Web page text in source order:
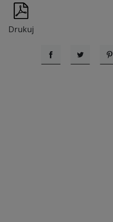
Drukuj
UdostępnijTweetuj